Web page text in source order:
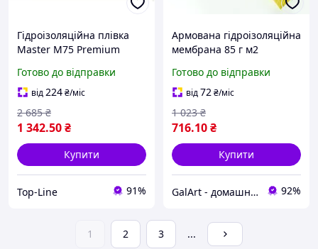
Гідроізоляційна плівка
Master M75 Premium
захисту від вологи та
води
Готово до відправки
від224₴/міс
1 342.50₴
2 685 ₴
Купити
Top-Line 91%
Армована гідроізоляційна
мембрана 85 г м2
плівка для скатної
покрівлі гал1
Готово до відправки
від72₴/міс
716.10₴
1 023 ₴
Купити
GalArt - домашній затишок 92%
1 2 3 ...